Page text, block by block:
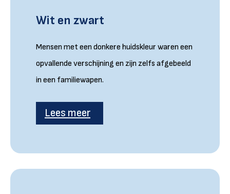
Wit en zwart
Mensen met een donkere huidskleur waren een
opvallende verschijning en zijn zelfs afgebeeld
in een familiewapen.
Lees meer